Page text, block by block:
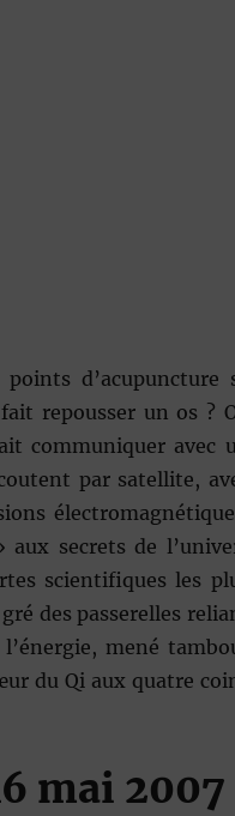
d’acupuncture
repousser un os ?
communiquer avec
par satellite,
secrets de
scientifiques les
des passerelles
mené
du Qi aux quatre
mai 2007